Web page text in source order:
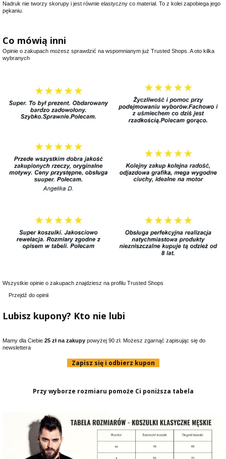
Nadruk nie tworzy skorupy i jest równie elastyczny co materiał. To z kolei zapobiega jego
pękaniu.
Co mówią inni
Opinie o zakupach możesz sprawdzić na wspomnianym już Trusted Shops. A oto kilka
wybranych
Wszystkie opinie o zakupach znajdziesz na profilu Trusted Shops
Przejdź do opinii
Lubisz kupony? Kto nie lubi
Mamy dla Ciebie 25 zł na zakupy powyżej 90 zł. Możesz zgarnąć zapisując się do
newslettera
Zapisz się i odbierz kupon
Przy wyborze rozmiaru pomoże Ci poniższa tabela